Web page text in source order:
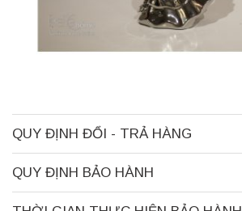
QUY ĐỊNH ĐỔI - TRẢ HÀNG
QUY ĐỊNH BẢO HÀNH